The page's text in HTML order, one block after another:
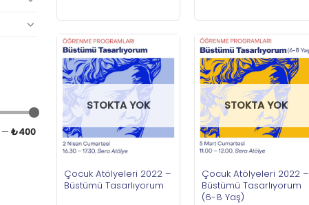
— ₺400
STOKTA YOK
Çocuk Atölyeleri 2022 –
Büstümü Tasarlıyorum
STOKTA YOK
Çocuk Atölyeleri 2022 –
Büstümü Tasarlıyorum
(6-8 Yaş)